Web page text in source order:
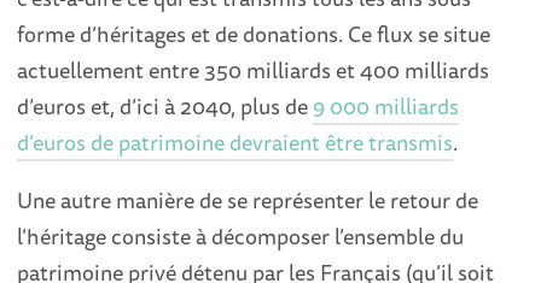
forme d’héritages et de donations. Ce flux se situe
actuellement entre 350 milliards et 400 milliards
d’euros et, d’ici à 2040, plus de9 000 milliards
d’euros de patrimoine devraient être transmis.
Une autre manière de se représenter le retour de
l’héritage consiste à décomposer l’ensemble du
patrimoine privé détenu par les Français (qu’il soit